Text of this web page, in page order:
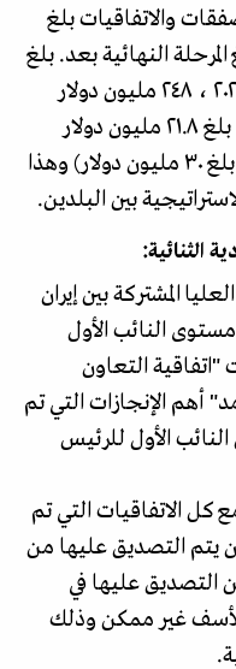
والاتفاقيات بلغ
النهائية بعد. بلغ
حجم التجارة بين إيران وسوريا في ٢٠٢١ ، ٢٤٨ ملیون دولار
(حجم الصادرات الإيرانية إلى سوريا بلغ ٢١.٨ مليون دولار
وحجم الصادرات السورية إلى إيران بلغ ٣٠ مليون دولار) وهذا
بين البلدين.
الثنائية:
المشتركة بين إيران
دمشق على مستوى النائب الأول
التعاون
أهم الإنجازات التي تم
يناير ٢٠١٩ من قبل النائب الأول للرئيس
كل الاتفاقيات التي تم
يتم التصديق عليها من
التصديق عليها في
غير ممكن وذلك